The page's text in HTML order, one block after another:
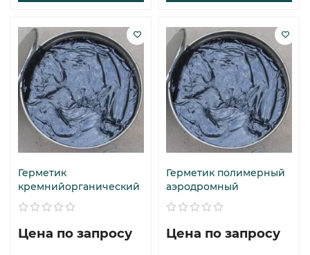
Герметик
кремнийорганический
Цена по запросу
Герметик полимерный
аэродромный
Цена по запросу